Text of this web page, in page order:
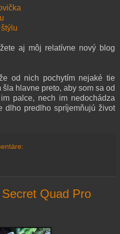
aj môj relatívne nový blog
od nich pochytím nejaké tie
hlavne preto, aby som sa od
palce, nech im nedochádza
dlho predlho spríjemňujú život
Quad Pro